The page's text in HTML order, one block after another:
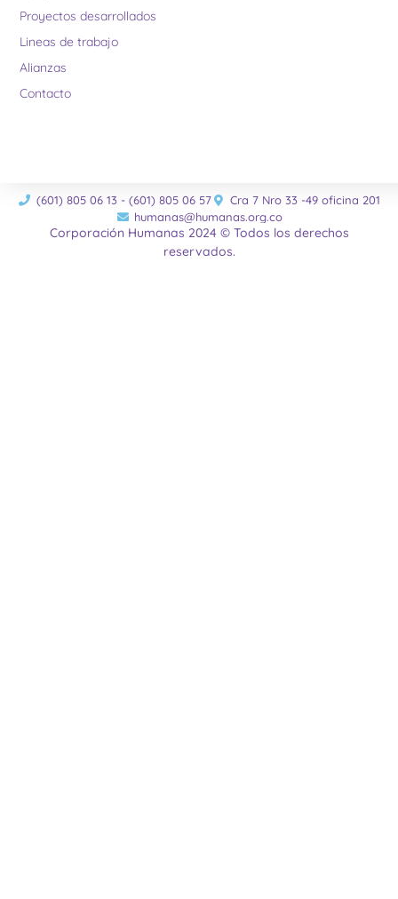
Proyectos desarrollados
Lineas de trabajo
Alianzas
Contacto
(601) 805 06 13 - (601) 805 06 57
Cra 7 Nro 33 -49 oficina 201
humanas@humanas.org.co
Corporación Humanas 2024 © Todos los derechos
reservados.